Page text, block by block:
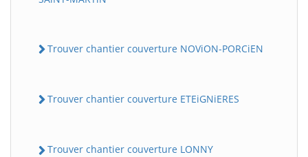
Trouver chantier couverture NOViON-PORCiEN
Trouver chantier couverture ETEiGNiERES
Trouver chantier couverture LONNY